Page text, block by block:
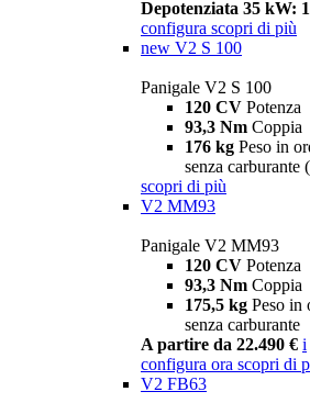
Depotenziata 35 kW:
configura scopri di più
new V2 S 100
Panigale V2 S 100
120 CV Potenza
93,3 Nm Coppia
176 kg Peso in
senza carburante
scopri di più
V2 MM93
Panigale V2 MM93
120 CV Potenza
93,3 Nm Coppia
175,5 kg Peso in
senza carburante
A partire da 22.490 € i
configura ora scopri di
V2 FB63